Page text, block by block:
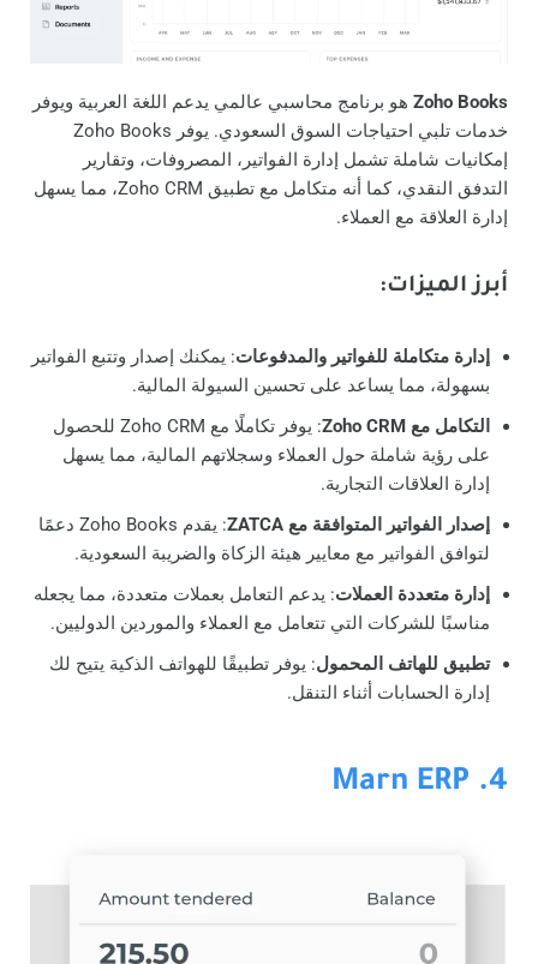
Zoho Books هو برنامج محاسبي عالمي يدعم اللغة العربية ويوفر
خدمات تلبي احتياجات السوق السعودي. يوفر Zoho Books
إمكانيات شاملة تشمل إدارة الفواتير، المصروفات، وتقارير
التدفق النقدي، كما أنه متكامل مع تطبيق Zoho CRM، مما يسهل
إدارة العلاقة مع العملاء.
أبرز الميزات:
إدارة متكاملة للفواتير والمدفوعات: يمكنك إصدار وتتبع الفواتير
بسهولة، مما يساعد على تحسين السيولة المالية.
التكامل مع Zoho CRM
: يوفر تكاملًا مع Zoho CRM للحصول
على رؤية شاملة حول العملاء وسجلاتهم المالية، مما يسهل
إدارة العلاقات التجارية.
إصدار الفواتير المتوافقة مع ZATCA
: يقدم Zoho Books دعمًا
لتوافق الفواتير مع معايير هيئة الزكاة والضريبة السعودية.
إدارة متعددة العملات: يدعم التعامل بعملات متعددة، مما يجعله
مناسبًا للشركات التي تتعامل مع العملاء والموردين الدوليين.
تطبيق للهاتف المحمول: يوفر تطبيقًا للهواتف الذكية يتيح لك
إدارة الحسابات أثناء التنقل.
4. Marn ERP